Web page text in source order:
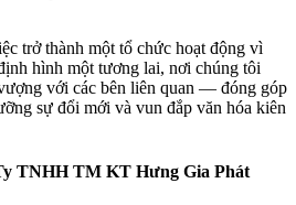
trở thành một tổ chức hoạt động vì
hình một tương lai, nơi chúng tôi
với các bên liên quan — đóng góp
sự đổi mới và vun đắp văn hóa kiên
TNHH TM KT Hưng Gia Phát